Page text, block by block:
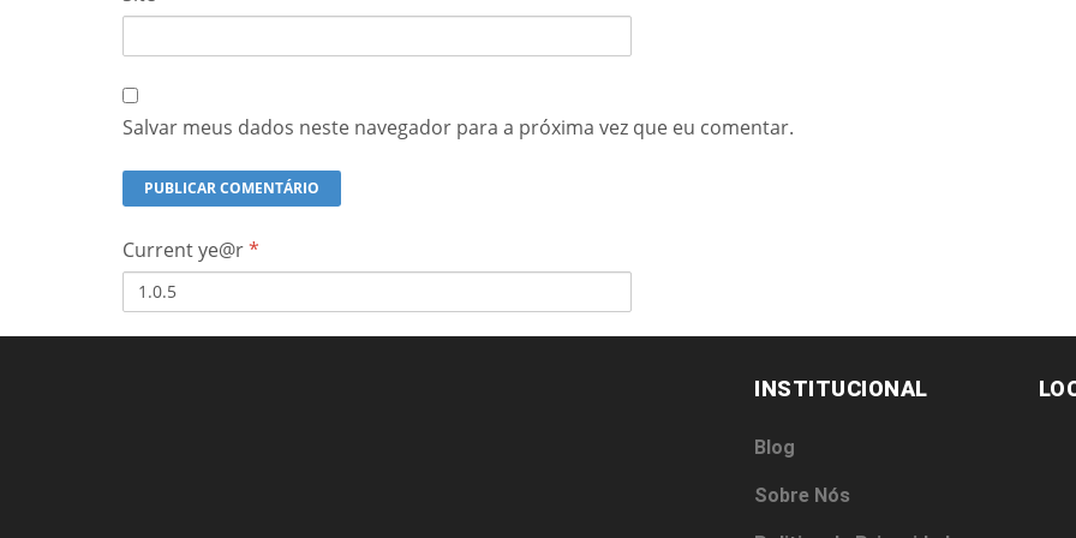
Salvar meus dados neste navegador para a próxima vez que eu comentar.
Current ye@r*
INSTITUCIONAL
Blog
Sobre Nós